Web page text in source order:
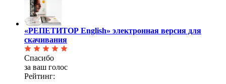
«РЕПЕТИТОР English» электронная версия для
скачивания
Спасибо
за ваш голос
Рейтинг: